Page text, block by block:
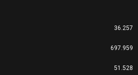
36.257
697.959
51.528